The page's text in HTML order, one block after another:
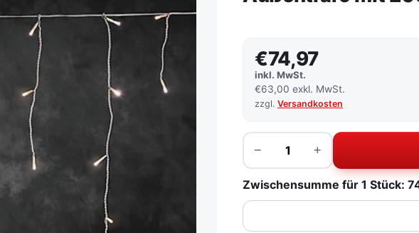
€74,97
inkl. MwSt.
€63,00 exkl. MwSt.
zzgl.Versandkosten
−
Menge
+
Zwischensumme für 1 Stück: